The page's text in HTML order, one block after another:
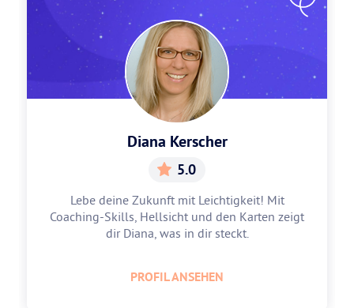
Diana Kerscher
5.0
Lebe deine Zukunft mit Leichtigkeit! Mit
Coaching-Skills, Hellsicht und den Karten zeigt
dir Diana, was in dir steckt.
PROFIL ANSEHEN